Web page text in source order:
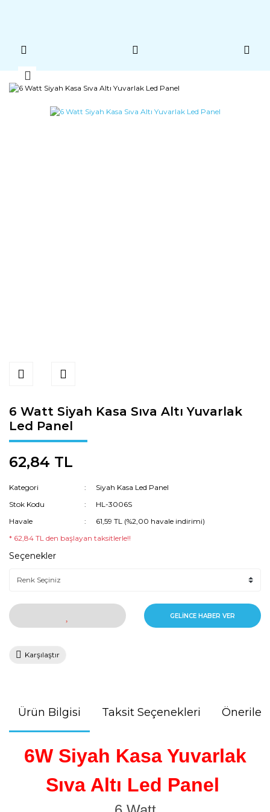
6 Watt Siyah Kasa Sıva Altı Yuvarlak
Led Panel
62,84 TL
Kategori
Siyah Kasa Led Panel
Stok Kodu
HL-3006S
Havale
61,59 TL (%2,00 havale indirimi)
* 62,84 TL den başlayan taksitlerle!!
Seçenekler
GELİNCE HABER VER
Karşılaştır
Ürün Bilgisi Taksit Seçenekleri
6W Siyah Kasa Yuvarlak
Sıva Altı Led Panel